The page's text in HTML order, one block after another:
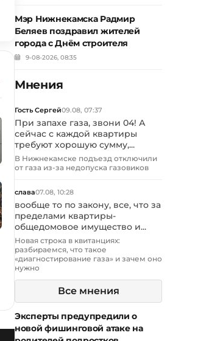
Мэр Нижнекамска Радмир
Беляев поздравил жителей
города с Днём строителя
9-08-2026, 08:35
Мнения
Гость Сергей09.08, 07:37
При запахе газа, звони 04! А
сейчас с каждой квартиры
требуют хорошую сумму,...
В Нижнекамске подъезд отключили
от газа из-за недопуска газовиков
слава07.08, 10:28
вообще то по закону, все, что за
пределами квартиры-
общедомовое имущество и...
Новая строка в квитанциях:
разбираемся, что такое
«диагностирование газа» и зачем оно
нужно
Все мнения
Эксперты предупредили о
новой фишинговой атаке на